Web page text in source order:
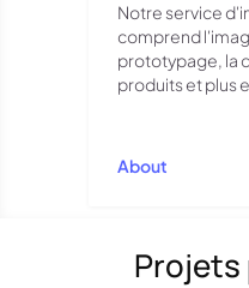
Notre service
comprend
prototypage, la
produits et plus
About